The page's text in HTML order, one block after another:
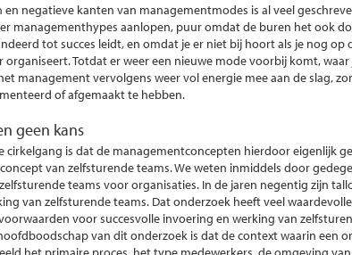
negatieve kanten van managementmodes is al veel
managementhypes aanlopen, puur omdat de buren het ook
tot succes leidt, en omdat je er niet bij hoort als je nog op
organiseert. Totdat er weer een nieuwe mode voorbij komt,
management vervolgens weer vol energie mee aan de slag,
of afgemaakt te hebben.
geen kans
cirkelgang is dat de managementconcepten hierdoor eigenlijk
van zelfsturende teams. We weten inmiddels door
teams voor organisaties. In de jaren negentig zijn
van zelfsturende teams. Dat onderzoek heeft veel
voor succesvolle invoering en werking van
van dit onderzoek is dat de context waarin een